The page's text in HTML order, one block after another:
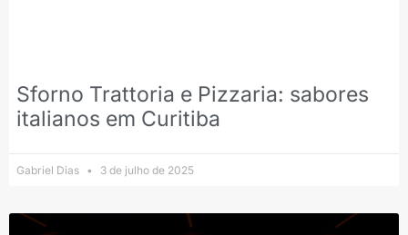
Sforno Trattoria e Pizzaria: sabores
italianos em Curitiba
Gabriel Dias 3 de julho de 2025